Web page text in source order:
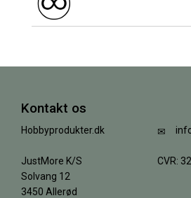
Kontakt os
Hobbyprodukter.dk
JustMore K/S
Solvang 12
3450 Allerød
CVR: